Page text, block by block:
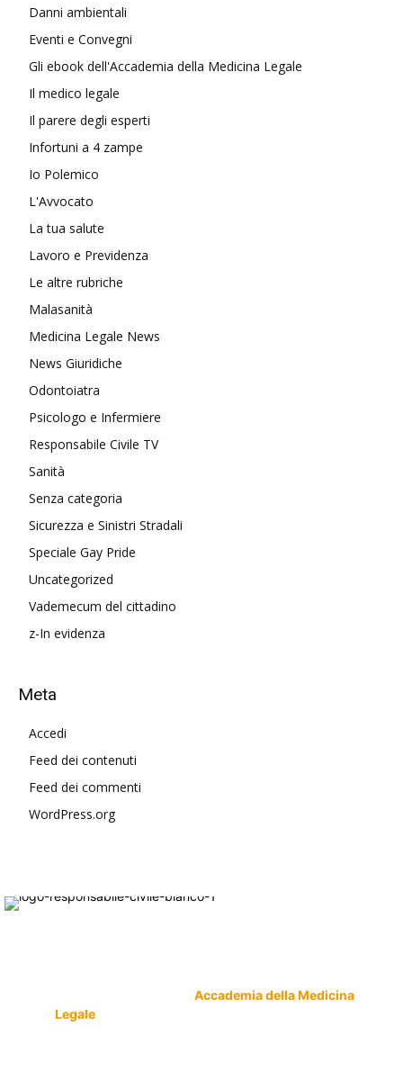
Danni ambientali
Eventi e Convegni
Gli ebook dell'Accademia della Medicina Legale
Il medico legale
Il parere degli esperti
Infortuni a 4 zampe
Io Polemico
L'Avvocato
La tua salute
Lavoro e Previdenza
Le altre rubriche
Malasanità
Medicina Legale News
News Giuridiche
Odontoiatra
Psicologo e Infermiere
Responsabile Civile TV
Sanità
Senza categoria
Sicurezza e Sinistri Stradali
Speciale Gay Pride
Uncategorized
Vademecum del cittadino
z-In evidenza
Meta
Accedi
Feed dei contenuti
Feed dei commenti
WordPress.org
Accademia della Medicina
Legale